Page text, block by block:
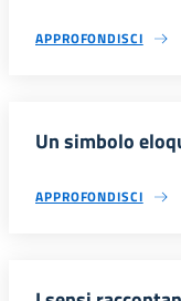
APPROFONDISCI
Un simbolo
APPROFONDISCI